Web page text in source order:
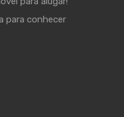
para conhecer